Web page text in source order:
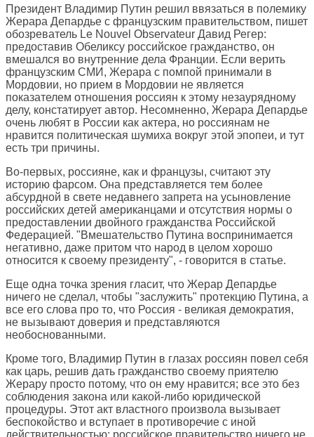
Президент Владимир Путин решил ввязаться в полемику
Жерара Депардье с французским правительством, пишет
обозреватель Le Nouvel Observateur Давид Регер:
предоставив Обеликсу российское гражданство, он
вмешался во внутренние дела Франции. Если верить
французским СМИ, Жерара с помпой принимали в
Мордовии, но прием в Мордовии не является
показателем отношения россиян к этому незаурядному
делу, констатирует автор. Несомненно, Жерара Депардье
очень любят в России как актера, но россиянам не
нравится политическая шумиха вокруг этой эпопеи, и тут
есть три причины.
Во-первых, россияне, как и французы, считают эту
историю фарсом. Она представляется тем более
абсурдной в свете недавнего запрета на усыновление
российских детей американцами и отсутствия нормы о
предоставлении двойного гражданства Российской
Федерацией. "Вмешательство Путина воспринимается
негативно, даже притом что народ в целом хорошо
относится к своему президенту", - говорится в статье.
Еще одна точка зрения гласит, что Жерар Депардье
ничего не сделал, чтобы "заслужить" протекцию Путина, а
все его слова про то, что Россия - великая демократия,
не вызывают доверия и представляются
необоснованными.
Кроме того, Владимир Путин в глазах россиян повел себя
как царь, решив дать гражданство своему приятелю
Жерару просто потому, что он ему нравится; все это без
соблюдения закона или какой-либо юридической
процедуры. Этот акт властного произвола вызывает
беспокойство и вступает в противоречие с иной